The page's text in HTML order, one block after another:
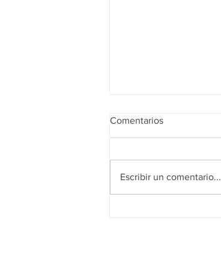
Comentarios
Escribir un comentario...